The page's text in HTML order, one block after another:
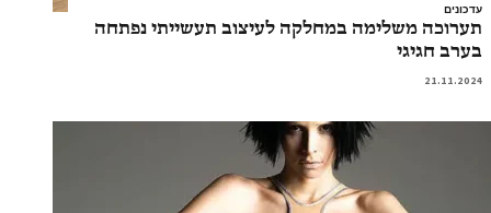
עדכונים
תערוכה משלימה במחלקה לעיצוב תעשייתי נפתחה
בערב חגיגי
21.11.2024